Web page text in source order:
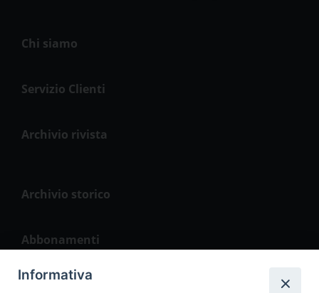
Chi siamo
Servizio Clienti
Archivio rivista
Archivio storico
Abbonamenti
Informativa